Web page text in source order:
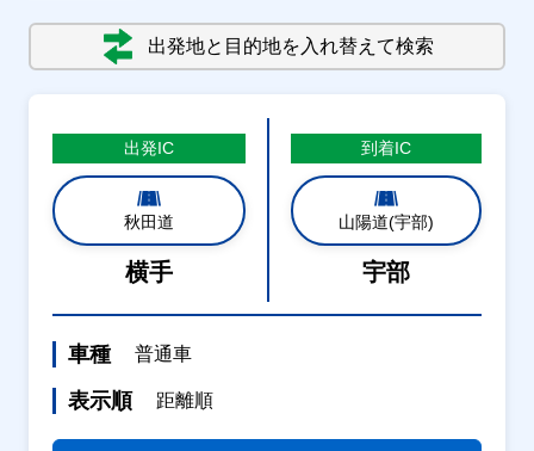
出発地と目的地を入れ替えて検索
出発IC
秋田道
横手
到着IC
山陽道(宇部)
宇部
車種 普通車
表示順 距離順